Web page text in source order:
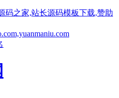
码之家,站长源码模板下载,赞助